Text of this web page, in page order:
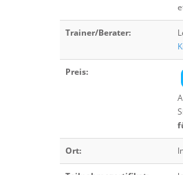
Trainer/Berater:
Preis:
Ort: